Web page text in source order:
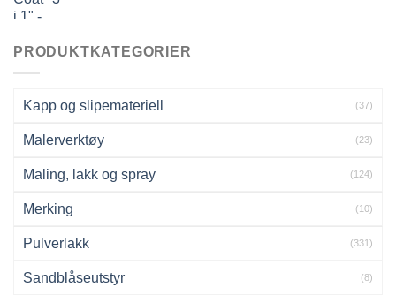
kr557.00.
PRODUKTKATEGORIER
Kapp og slipemateriell (37)
Malerverktøy (23)
Maling, lakk og spray (124)
Merking (10)
Pulverlakk (331)
Sandblåseutstyr (8)